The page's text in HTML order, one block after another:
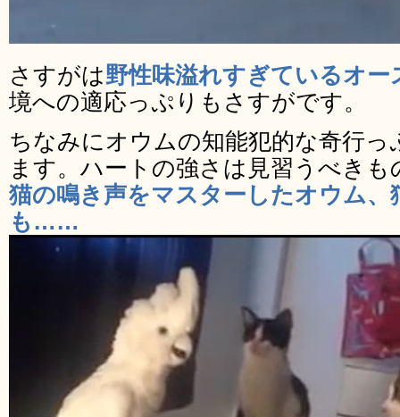
さすがは野性味溢れすぎているオー
境への適応っぷりもさすがです。
ちなみにオウムの知能犯的な奇行
ます。ハートの強さは見習うべきも
猫の鳴き声をマスターしたオウム、
も……